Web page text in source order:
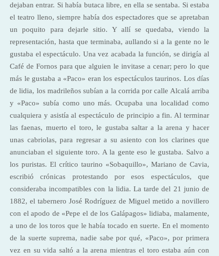
dejaban entrar. Si había butaca libre, en ella se sentaba. Si estaba
el teatro lleno, siempre había dos espectadores que se apretaban
un poquito para dejarle sitio. Y allí se quedaba, viendo la
representación, hasta que terminaba, aullando si a la gente no le
gustaba el espectáculo. Una vez acabada la función, se dirigía al
Café de Fornos para que alguien le invitase a cenar; pero lo que
más le gustaba a «Paco» eran los espectáculos taurinos. Los días
de lidia, los madrileños subían a la corrida por calle Alcalá arriba
y «Paco» subía como uno más. Ocupaba una localidad como
cualquiera y asistía al espectáculo de principio a fin. Al terminar
las faenas, muerto el toro, le gustaba saltar a la arena y hacer
unas cabriolas, para regresar a su asiento con los clarines que
anunciaban el siguiente toro. A la gente eso le gustaba. Salvo a
los puristas. El crítico taurino «Sobaquillo», Mariano de Cavia,
escribió crónicas protestando por esos espectáculos, que
consideraba incompatibles con la lidia. La tarde del 21 junio de
1882, el tabernero José Rodríguez de Miguel metido a novillero
con el apodo de «Pepe el de los Galápagos» lidiaba, malamente,
a uno de los toros que le había tocado en suerte. En el momento
de la suerte suprema, nadie sabe por qué, «Paco», por primera
vez en su vida saltó a la arena mientras el toro estaba aún con